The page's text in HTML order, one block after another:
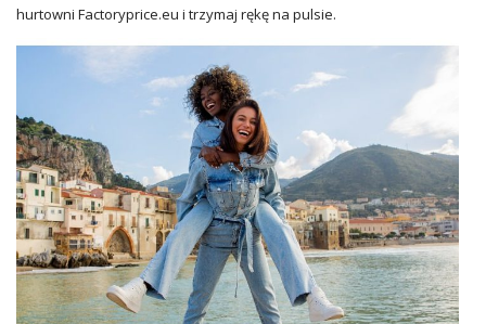
hurtowni Factoryprice.eu i trzymaj rękę na pulsie.